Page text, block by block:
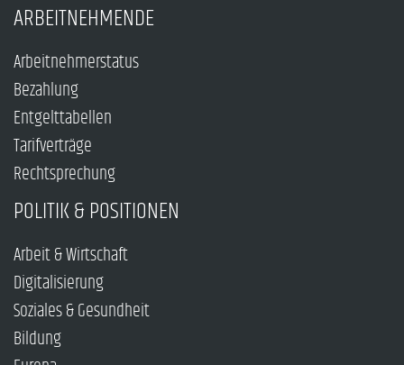
ARBEITNEHMENDE
Arbeitnehmerstatus
Bezahlung
Entgelttabellen
Tarifverträge
Rechtsprechung
POLITIK & POSITIONEN
Arbeit & Wirtschaft
Digitalisierung
Soziales & Gesundheit
Bildung